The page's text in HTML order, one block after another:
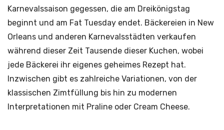
Karnevalssaison gegessen, die am Dreikönigstag
beginnt und am Fat Tuesday endet. Bäckereien in New
Orleans und anderen Karnevalsstädten verkaufen
während dieser Zeit Tausende dieser Kuchen, wobei
jede Bäckerei ihr eigenes geheimes Rezept hat.
Inzwischen gibt es zahlreiche Variationen, von der
klassischen Zimtfüllung bis hin zu modernen
Interpretationen mit Praline oder Cream Cheese.